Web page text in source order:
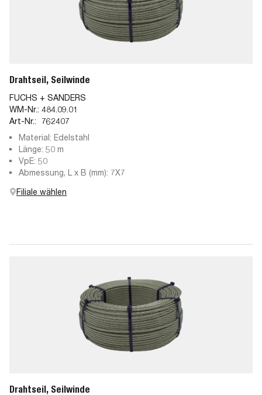
Drahtseil, Seilwinde
FUCHS + SANDERS
WM-Nr.: 484.09.01
Art-Nr.:
762407
Material: Edelstahl
Länge: 50 m
VpE: 50
Abmessung, L x B (mm): 7X7
Filiale wählen
Drahtseil, Seilwinde